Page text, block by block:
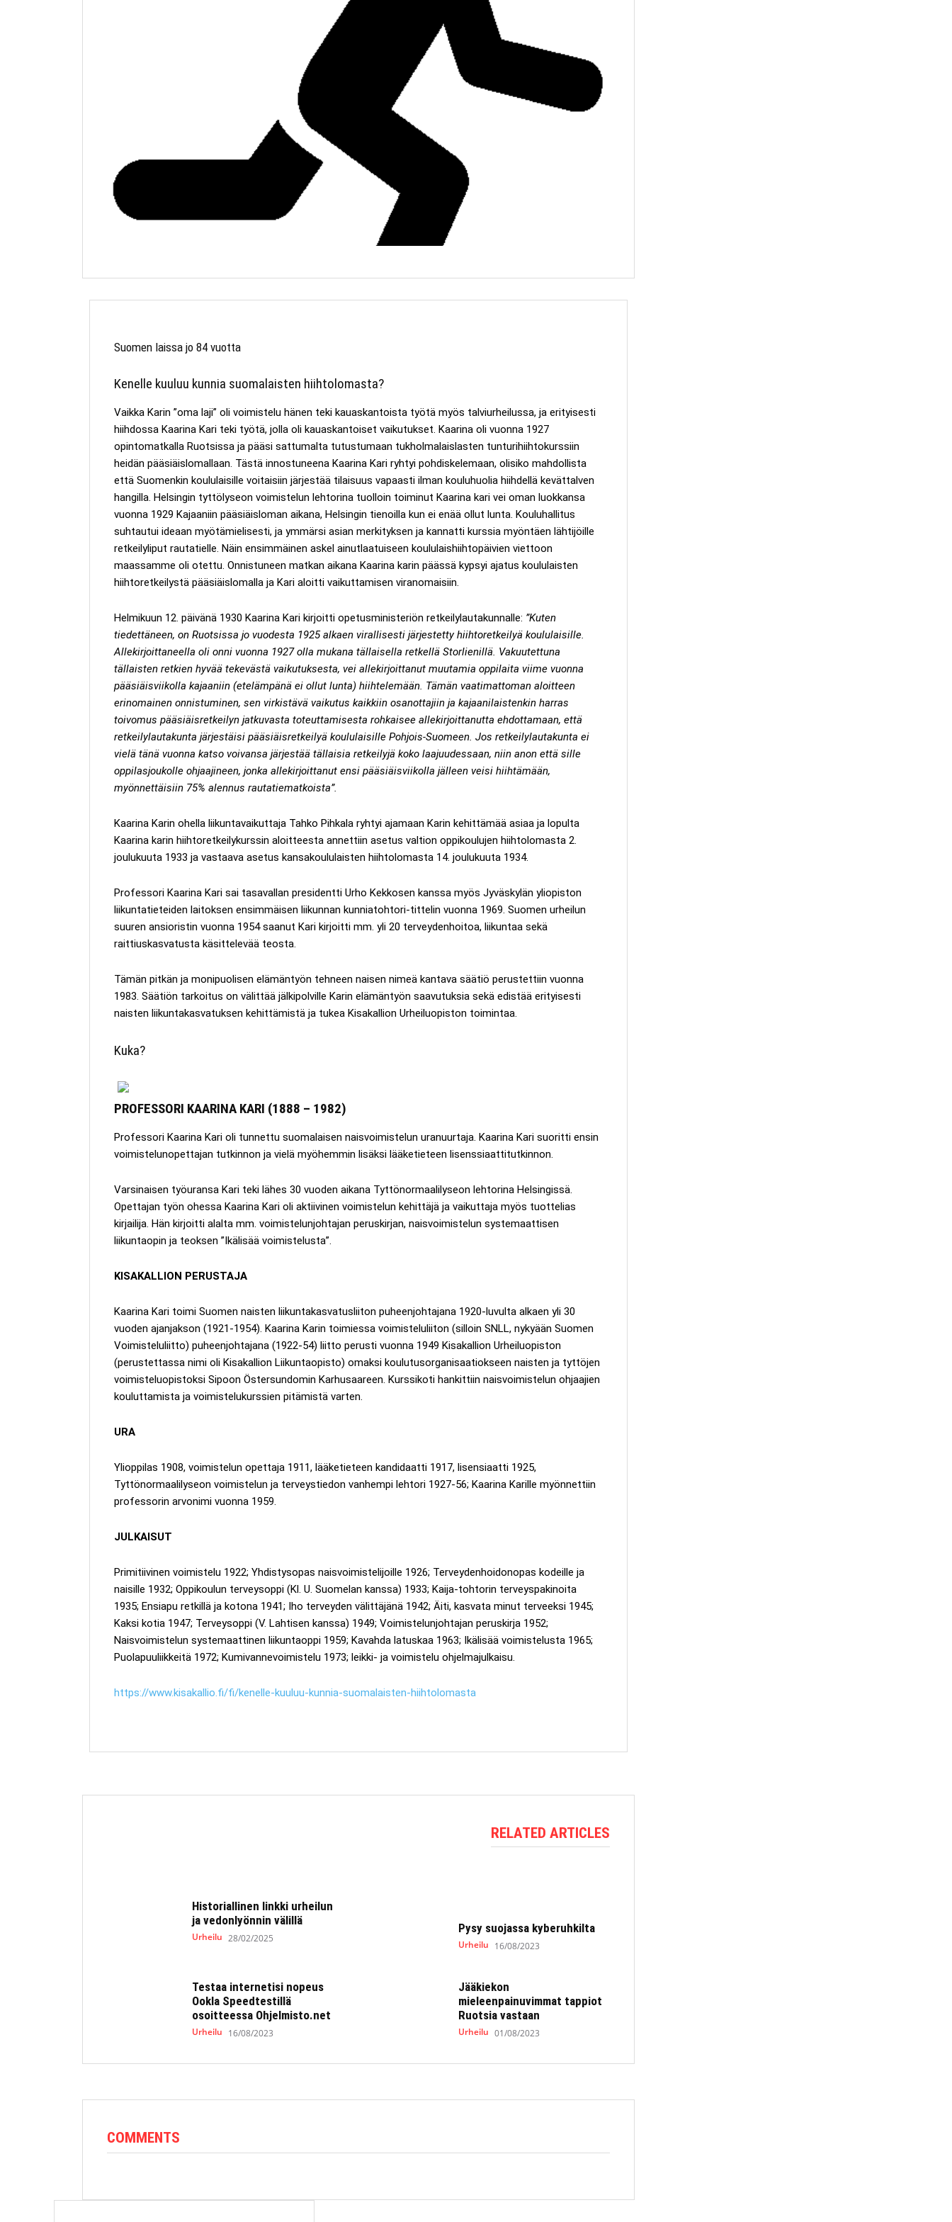
Suomen laissa jo 84 vuotta
Kenelle kuuluu kunnia suomalaisten hiihtolomasta?
Vaikka Karin ”oma laji” oli voimistelu hänen teki kauaskantoista työtä myös talviurheilussa, ja erityisesti
hiihdossa Kaarina Kari teki työtä, jolla oli kauaskantoiset vaikutukset. Kaarina oli vuonna 1927
opintomatkalla Ruotsissa ja pääsi sattumalta tutustumaan tukholmalaislasten tunturihiihtokurssiin
heidän pääsiäislomallaan. Tästä innostuneena Kaarina Kari ryhtyi pohdiskelemaan, olisiko mahdollista
että Suomenkin koululaisille voitaisiin järjestää tilaisuus vapaasti ilman kouluhuolia hiihdellä kevättalven
hangilla. Helsingin tyttölyseon voimistelun lehtorina tuolloin toiminut Kaarina kari vei oman luokkansa
vuonna 1929 Kajaaniin pääsiäisloman aikana, Helsingin tienoilla kun ei enää ollut lunta. Kouluhallitus
suhtautui ideaan myötämielisesti, ja ymmärsi asian merkityksen ja kannatti kurssia myöntäen lähtijöille
retkeilyliput rautatielle. Näin ensimmäinen askel ainutlaatuiseen koululaishiihtopäivien viettoon
maassamme oli otettu. Onnistuneen matkan aikana Kaarina karin päässä kypsyi ajatus koululaisten
hiihtoretkeilystä pääsiäislomalla ja Kari aloitti vaikuttamisen viranomaisiin.
Helmikuun 12. päivänä 1930 Kaarina Kari kirjoitti opetusministeriön retkeilylautakunnalle: ”Kuten
tiedettäneen, on Ruotsissa jo vuodesta 1925 alkaen virallisesti järjestetty hiihtoretkeilyä koululaisille.
Allekirjoittaneella oli onni vuonna 1927 olla mukana tällaisella retkellä Storlienillä. Vakuutettuna
tällaisten retkien hyvää tekevästä vaikutuksesta, vei allekirjoittanut muutamia oppilaita viime vuonna
pääsiäisviikolla kajaaniin (etelämpänä ei ollut lunta) hiihtelemään. Tämän vaatimattoman aloitteen
erinomainen onnistuminen, sen virkistävä vaikutus kaikkiin osanottajiin ja kajaanilaistenkin harras
toivomus pääsiäisretkeilyn jatkuvasta toteuttamisesta rohkaisee allekirjoittanutta ehdottamaan, että
retkeilylautakunta järjestäisi pääsiäisretkeilyä koululaisille Pohjois-Suomeen. Jos retkeilylautakunta ei
vielä tänä vuonna katso voivansa järjestää tällaisia retkeilyjä koko laajuudessaan, niin anon että sille
oppilasjoukolle ohjaajineen, jonka allekirjoittanut ensi pääsiäisviikolla jälleen veisi hiihtämään,
myönnettäisiin 75% alennus rautatiematkoista”.
Kaarina Karin ohella liikuntavaikuttaja Tahko Pihkala ryhtyi ajamaan Karin kehittämää asiaa ja lopulta
Kaarina karin hiihtoretkeilykurssin aloitteesta annettiin asetus valtion oppikoulujen hiihtolomasta 2.
joulukuuta 1933 ja vastaava asetus kansakoululaisten hiihtolomasta 14. joulukuuta 1934.
Professori Kaarina Kari sai tasavallan presidentti Urho Kekkosen kanssa myös Jyväskylän yliopiston
liikuntatieteiden laitoksen ensimmäisen liikunnan kunniatohtori-tittelin vuonna 1969. Suomen urheilun
suuren ansioristin vuonna 1954 saanut Kari kirjoitti mm. yli 20 terveydenhoitoa, liikuntaa sekä
raittiuskasvatusta käsittelevää teosta.
Tämän pitkän ja monipuolisen elämäntyön tehneen naisen nimeä kantava säätiö perustettiin vuonna
1983. Säätiön tarkoitus on välittää jälkipolville Karin elämäntyön saavutuksia sekä edistää erityisesti
naisten liikuntakasvatuksen kehittämistä ja tukea Kisakallion Urheiluopiston toimintaa.
Kuka?
PROFESSORI KAARINA KARI (1888 – 1982)
Professori Kaarina Kari oli tunnettu suomalaisen naisvoimistelun uranuurtaja. Kaarina Kari suoritti ensin
voimistelunopettajan tutkinnon ja vielä myöhemmin lisäksi lääketieteen lisenssiaattitutkinnon.
Varsinaisen työuransa Kari teki lähes 30 vuoden aikana Tyttönormaalilyseon lehtorina Helsingissä.
Opettajan työn ohessa Kaarina Kari oli aktiivinen voimistelun kehittäjä ja vaikuttaja myös tuottelias
kirjailija. Hän kirjoitti alalta mm. voimistelunjohtajan peruskirjan, naisvoimistelun systemaattisen
liikuntaopin ja teoksen ”Ikälisää voimistelusta”.
KISAKALLION PERUSTAJA
Kaarina Kari toimi Suomen naisten liikuntakasvatusliiton puheenjohtajana 1920-luvulta alkaen yli 30
vuoden ajanjakson (1921-1954). Kaarina Karin toimiessa voimisteluliiton (silloin SNLL, nykyään Suomen
Voimisteluliitto) puheenjohtajana (1922-54) liitto perusti vuonna 1949 Kisakallion Urheiluopiston
(perustettassa nimi oli Kisakallion Liikuntaopisto) omaksi koulutusorganisaatiokseen naisten ja tyttöjen
voimisteluopistoksi Sipoon Östersundomin Karhusaareen. Kurssikoti hankittiin naisvoimistelun ohjaajien
kouluttamista ja voimistelukurssien pitämistä varten.
URA
Ylioppilas 1908, voimistelun opettaja 1911, lääketieteen kandidaatti 1917, lisensiaatti 1925,
Tyttönormaalilyseon voimistelun ja terveystiedon vanhempi lehtori 1927-56; Kaarina Karille myönnettiin
professorin arvonimi vuonna 1959.
JULKAISUT
Primitiivinen voimistelu 1922; Yhdistysopas naisvoimistelijoille 1926; Terveydenhoidonopas kodeille ja
naisille 1932; Oppikoulun terveysoppi (Kl. U. Suomelan kanssa) 1933; Kaija-tohtorin terveyspakinoita
1935; Ensiapu retkillä ja kotona 1941; Iho terveyden välittäjänä 1942; Äiti, kasvata minut terveeksi 1945;
Kaksi kotia 1947; Terveysoppi (V. Lahtisen kanssa) 1949; Voimistelunjohtajan peruskirja 1952;
Naisvoimistelun systemaattinen liikuntaoppi 1959; Kavahda latuskaa 1963; Ikälisää voimistelusta 1965;
Puolapuuliikkeitä 1972; Kumivannevoimistelu 1973; leikki- ja voimistelu ohjelmajulkaisu.
https://www.kisakallio.fi/fi/kenelle-kuuluu-kunnia-suomalaisten-hiihtolomasta
RELATED ARTICLES
Historiallinen linkki urheilun
ja vedonlyönnin välillä
Urheilu 28/02/2025
Pysy suojassa kyberuhkilta
Urheilu 16/08/2023
Testaa internetisi nopeus
Ookla Speedtestillä
osoitteessa Ohjelmisto.net
Urheilu 16/08/2023
Jääkiekon
mieleenpainuvimmat tappiot
Ruotsia vastaan
Urheilu 01/08/2023
COMMENTS